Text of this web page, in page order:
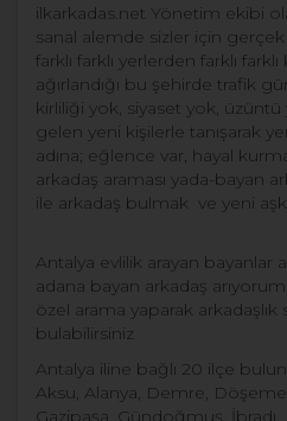
ilkarkadas.net Yönetim ekibi
sanal alemde sizler için
farklı farklı yerlerden farklı
ağırlandığı bu şehirde trafik
kirliliği yok, siyaset yok,
gelen yeni kişilerle tanışarak
adına; eğlence var, hayal
arkadaş araması yada-bayan
ile arkadaş bulmak ve yeni
Antalya evlilik arayan bayanlar
adana bayan arkadaş
özel arama yaparak
bulabilirsiniz
Antalya iline bağlı 20 ilçe
Aksu, Alanya, Demre,
Gazipaşa, Gündoğmuş,